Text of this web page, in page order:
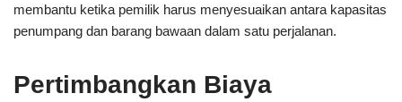
membantu ketika pemilik harus menyesuaikan antara kapasitas
penumpang dan barang bawaan dalam satu perjalanan.
Pertimbangkan Biaya